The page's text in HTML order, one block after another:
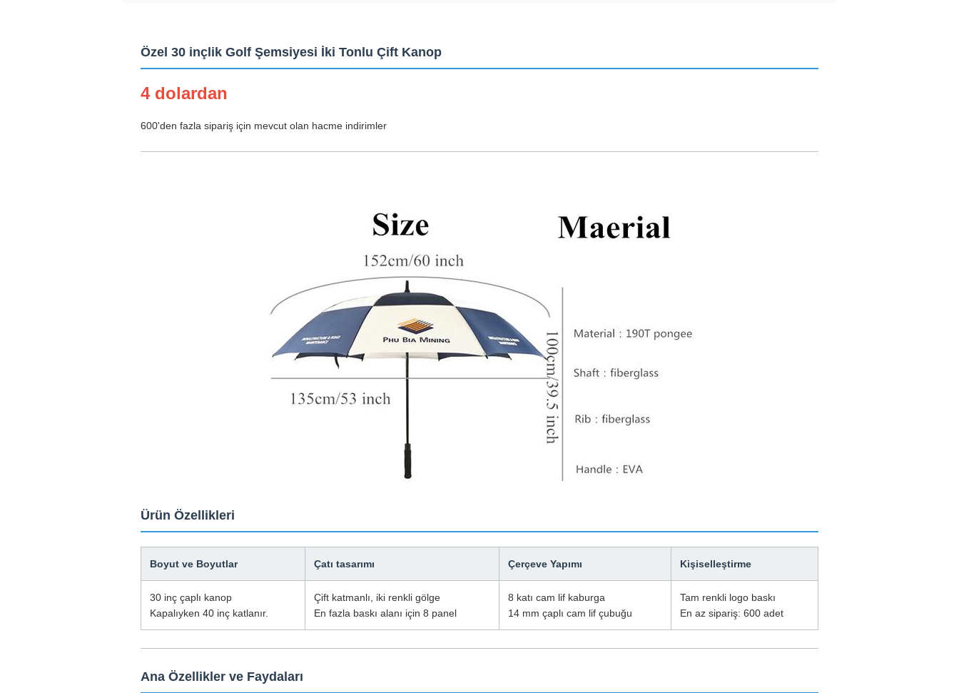
Özel 30 inçlik Golf Şemsiyesi İki Tonlu Çift Kanop
4 dolardan
600'den fazla sipariş için mevcut olan hacme indirimler
Ürün Özellikleri
Boyut ve Boyutlar Çatı tasarımı Çerçeve Yapımı Kişiselleştirme
30 inç çaplı kanop
Kapalıyken 40 inç katlanır.
Çift katmanlı, iki renkli gölge
En fazla baskı alanı için 8 panel
8 katı cam lif kaburga
14 mm çaplı cam lif çubuğu
Tam renkli logo baskı
En az sipariş: 600 adet
Ana Özellikler ve Faydaları